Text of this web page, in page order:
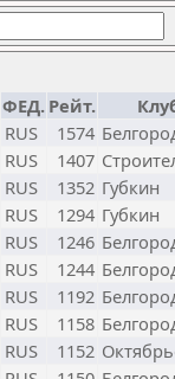
ФЕД. Рейт.
RUS 1574
RUS 1407
RUS 1352 Губкин
RUS 1294 Губкин
RUS 1246
RUS 1244
RUS 1192
RUS 1158
RUS 1152